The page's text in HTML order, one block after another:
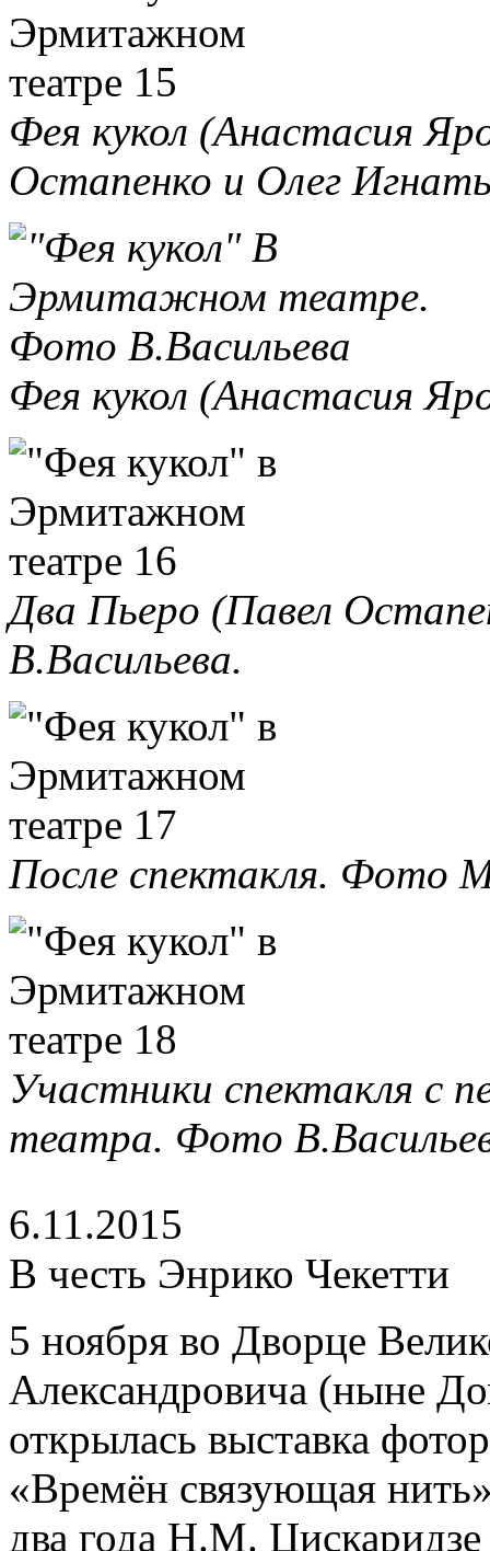
Фея кукол (Анастасия
Остапенко и Олег
Фея кукол (Анастасия
Два Пьеро (Павел
В.Васильева.
После спектакля. Фото
Участники спектакля с
театра. Фото
6.11.2015
В честь Энрико Чекетти
5 ноября во Дворце
Александровича (ныне
открылась выставка
«Времён связующая
два года Н.М.